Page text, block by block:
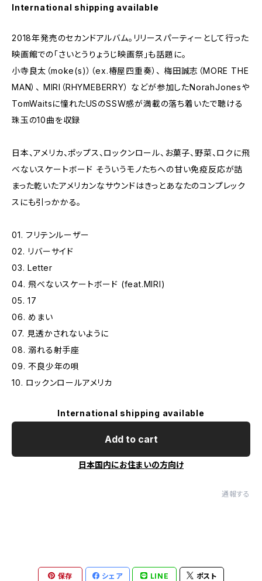
International shipping available
2018年発売のセカンドアルバム。リリースパーティーとして行った
映画館での「さいとうりょうじ映画祭」も話題に。
小寺良太（moke(s)）（ex.椿屋四重奏）、 梅田誠志（MORE THE
MAN）、 MIRI（RHYMEBERRY） などが参加したNorahJonesや
TomWaitsに憧れたUSのSSW感が満載の落ち着いたで聴ける
珠玉の10曲を収録
日本、アメリカ、ポップス、ロックンロール、お菓子、野菜、ロクに飛
べないスケートボード そういうモノたちへの甘い免疫反応が詰
まった乾いたアメリカンなサウンドはきっとあなたのコンプレック
スにも引っかかる。
01. フリテンルーザー
02. リバーサイド
03. Letter
04. 飛べないスケートボード (feat.MIRI)
05. 17
06. めまい
07. 見透かされないように
08. 溺れる射手座
09. 不良少年の唄
10. ロックンロールアメリカ
International shipping available
Add to cart
日本国内にお住まいの方向け
通報する
保存 シェア LINE ポスト